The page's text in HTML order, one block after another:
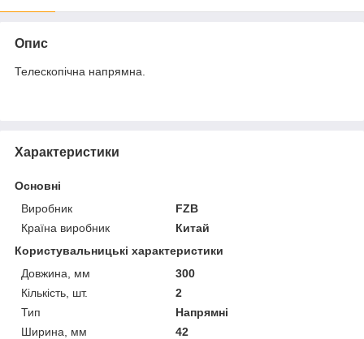
Опис
Телескопічна напрямна.
Характеристики
Основні
Виробник
FZB
Країна виробник
Китай
Користувальницькі характеристики
Довжина, мм
300
Кількість, шт.
2
Тип
Напрямні
Ширина, мм
42